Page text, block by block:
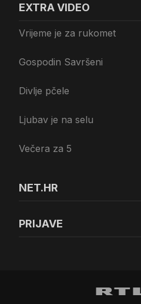
EXTRA VIDEO
Vrijeme je za rukomet
Gospodin Savršeni
Divlje pčele
Ljubav je na selu
Večera za 5
NET.HR
PRIJAVE